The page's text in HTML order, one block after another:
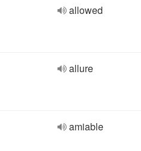
allowed
allure
amiable